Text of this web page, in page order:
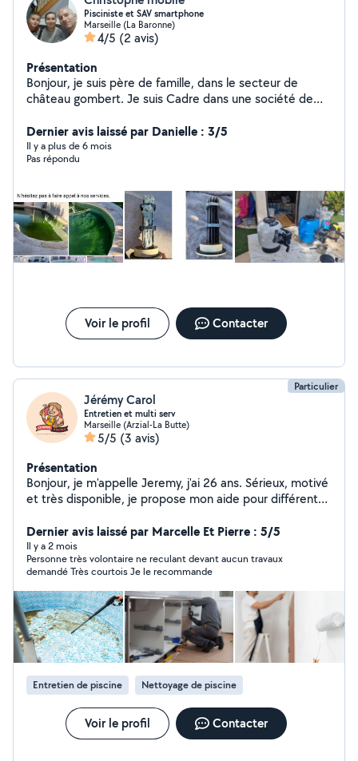
Pisciniste et SAV smartphone
Marseille (La Baronne)
4/5 (2 avis)
Présentation
Bonjour, je suis père de famille, dans le secteur de
château gombert. Je suis Cadre dans une société de
N'hésitez pas si vous voulez de l'aide. Cdt
Dernier avis laissé par Danielle : 3/5
Il y a plus de 6 mois
Pas répondu
Voir le profil Contacter
Particulier
Jérémy Carol
Entretien et multi serv
Marseille (Arzial-La Butte)
5/5 (3 avis)
Présentation
Bonjour, je m'appelle Jeremy, j'ai 26 ans. Sérieux, motivé
et très disponible, je propose mon aide pour différents
n'est pas mon métier principal, je suis une personne très
débrouillarde, appliquée et toujours prête à m'investir à
100 % dans ce que j'entreprends. Ponctuel,
respectueux et soigneux, j'accorde beaucoup
d'importance à la qualité du travail réalisé. Je préfère
prendre le temps de faire les choses correctement
plutôt que de bâcler une mission. Que ce soit pour un
déménagement, du montage de meubles, de la
manutention, de l'aide au bricolage ou tout autre
besoin, je m'adapte facilement et je fais toujours en
sorte d'apporter une aide efficace et sérieuse. J'aime
rendre service, apprendre de nouvelles choses et
surtout laisser une bonne impression grâce à un travail
propre et une attitude fiable. N'hésitez pas à me
Dernier avis laissé par Marcelle Et Pierre : 5/5
Il y a 2 mois
Personne très volontaire ne reculant devant aucun travaux
demandé Très courtois Je le recommande
Entretien de piscine Nettoyage de piscine
Voir le profil Contacter